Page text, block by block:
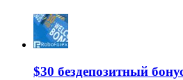
$30 бездепозитный